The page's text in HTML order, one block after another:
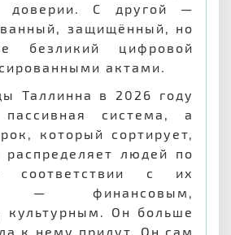
доверии. С другой —
защищённый, но
безликий цифровой
актами.
Таллинна в 2026 году
система, а
который сортирует,
распределяет людей по
соответствии с их
— финансовым,
культурным. Он больше
к нему придут. Он сам